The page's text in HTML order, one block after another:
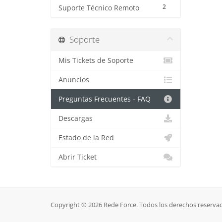
2
Suporte Técnico Remoto
Soporte
Mis Tickets de Soporte
Anuncios
Preguntas Frecuentes - FAQ
Descargas
Estado de la Red
Abrir Ticket
Copyright © 2026 Rede Force. Todos los derechos